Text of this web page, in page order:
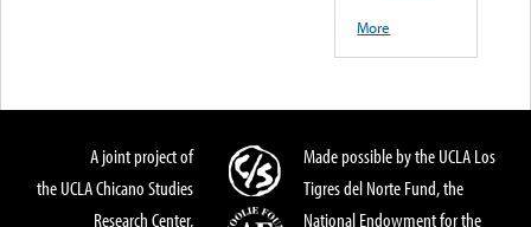
More
A joint project of
the UCLA Chicano Studies
Research Center,
Made possible by the UCLA Los
Tigres del Norte Fund, the
National Endowment for the